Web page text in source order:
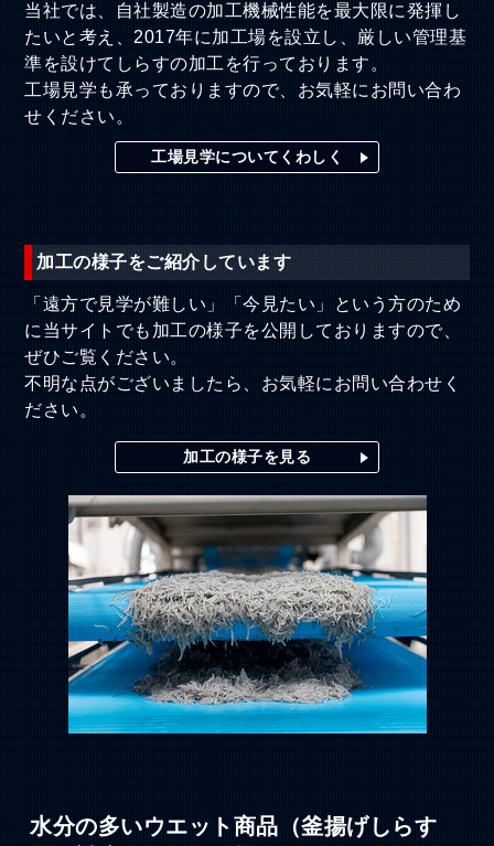
当社では、自社製造の加工機械性能を最大限に発揮し
たいと考え、2017年に加工場を設立し、厳しい管理基
準を設けてしらすの加工を行っております。
工場見学も承っておりますので、お気軽にお問い合わ
せください。
工場見学についてくわしく
加工の様子をご紹介しています
「遠方で見学が難しい」「今見たい」という方のため
に当サイトでも加工の様子を公開しておりますので、
ぜひご覧ください。
不明な点がございましたら、お気軽にお問い合わせく
ださい。
加工の様子を見る
水分の多いウエット商品（釜揚げしらす